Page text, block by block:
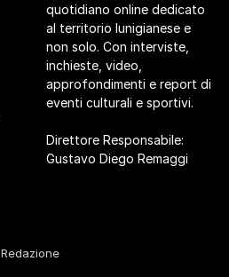
quotidiano online dedicato
al territorio lunigianese e
non solo. Con interviste,
inchieste, video,
approfondimenti e report di
eventi culturali e sportivi.
Direttore Responsabile:
Gustavo Diego Remaggi
Redazione